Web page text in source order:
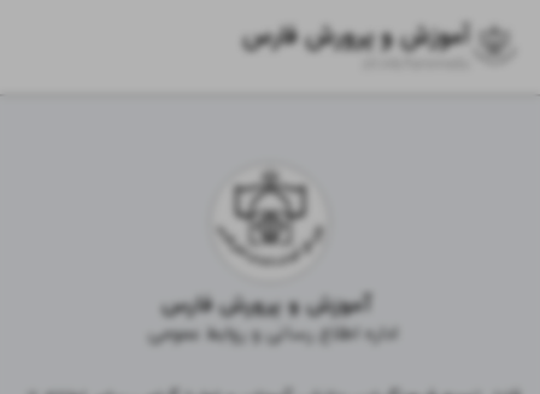
آموزش و پرورش فارس
اداره اطلاع رسانی و روابط عمومی